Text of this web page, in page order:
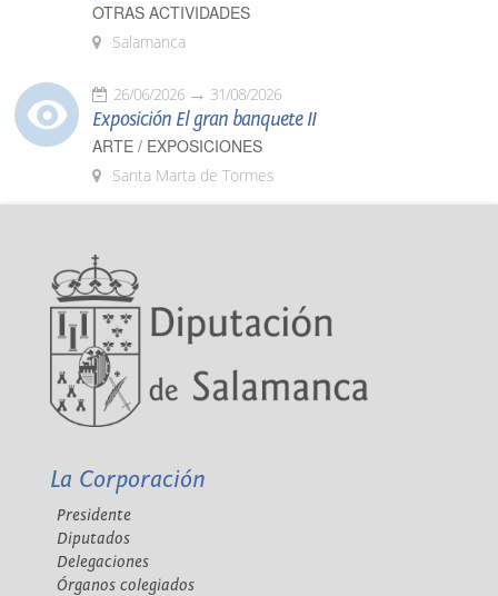
OTRAS ACTIVIDADES
Salamanca
26/06/2026 31/08/2026
Exposición El gran banquete II
ARTE / EXPOSICIONES
Santa Marta de Tormes
La Corporación
Presidente
Diputados
Delegaciones
Órganos colegiados